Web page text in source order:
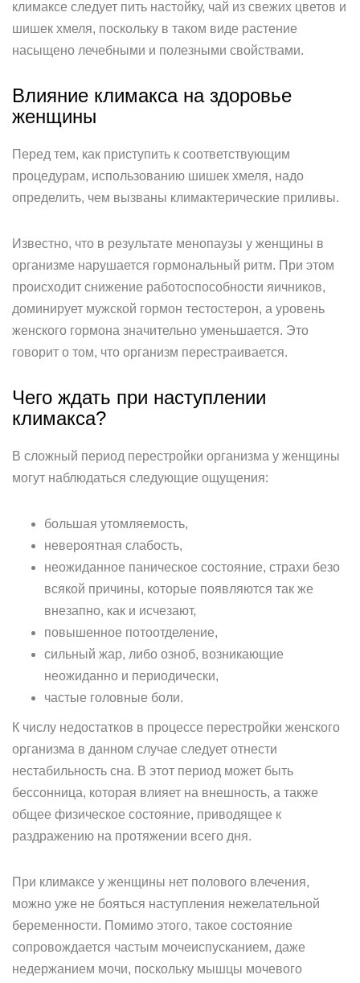
климаксе следует пить настойку, чай из свежих цветов и
шишек хмеля, поскольку в таком виде растение
насыщено лечебными и полезными свойствами.
Влияние климакса на здоровье
женщины
Перед тем, как приступить к соответствующим
процедурам, использованию шишек хмеля, надо
определить, чем вызваны климактерические приливы.
Известно, что в результате менопаузы у женщины в
организме нарушается гормональный ритм. При этом
происходит снижение работоспособности яичников,
доминирует мужской гормон тестостерон, а уровень
женского гормона значительно уменьшается. Это
говорит о том, что организм перестраивается.
Чего ждать при наступлении
климакса?
В сложный период перестройки организма у женщины
могут наблюдаться следующие ощущения:
большая утомляемость,
невероятная слабость,
неожиданное паническое состояние, страхи безо
всякой причины, которые появляются так же
внезапно, как и исчезают,
повышенное потоотделение,
сильный жар, либо озноб, возникающие
неожиданно и периодически,
частые головные боли.
К числу недостатков в процессе перестройки женского
организма в данном случае следует отнести
нестабильность сна. В этот период может быть
бессонница, которая влияет на внешность, а также
общее физическое состояние, приводящее к
раздражению на протяжении всего дня.
При климаксе у женщины нет полового влечения,
можно уже не бояться наступления нежелательной
беременности. Помимо этого, такое состояние
сопровождается частым мочеиспусканием, даже
недержанием мочи, поскольку мышцы мочевого